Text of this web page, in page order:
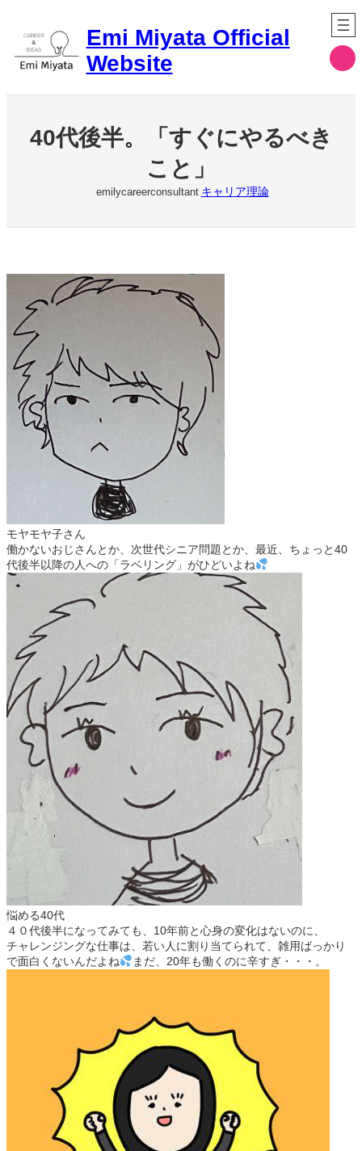
ス
Emi Miyata Official
Website
ア
イ
コ
リ
40代後半。「すぐにやるべき
こと」
emilycareerconsultant キャリア理論
モヤモヤ子さん
働かないおじさんとか、次世代シニア問題とか、最近、ちょっと40
代後半以降の人への「ラベリング」がひどいよね
悩める40代
４０代後半になってみても、10年前と心身の変化はないのに、
チャレンジングな仕事は、若い人に割り当てられて、雑用ばっかり
で面白くないんだよね
まだ、20年も働くのに辛すぎ・・・。